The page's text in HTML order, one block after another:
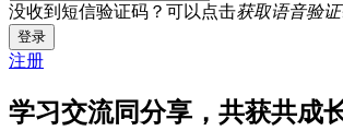
没收到短信验证码？可以点击获取语音验
登录
注册
学习交流同分享，共获共成